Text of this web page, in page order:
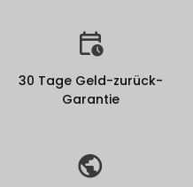
30 Tage Geld-zurück-
Garantie